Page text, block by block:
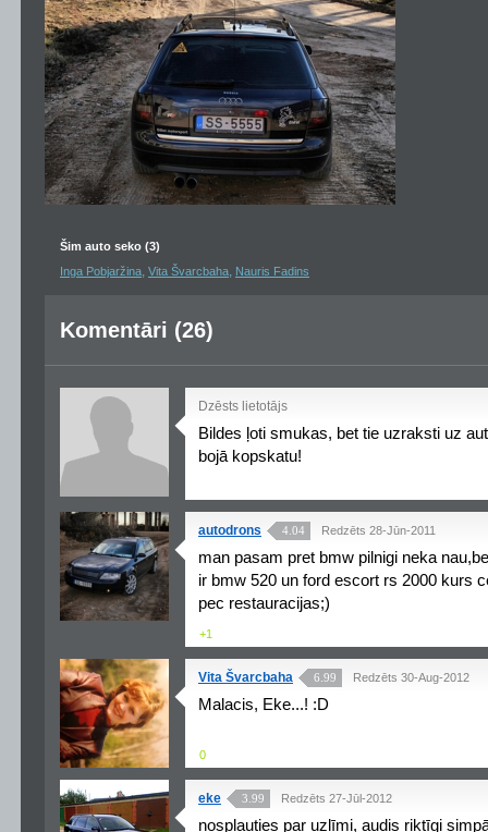
Šim auto seko (3)
Inga Pobjaržina, Vita Švarcbaha, Nauris Fadins
Komentāri (26)
Dzēsts lietotājs
Bildes ļoti smukas, bet tie uzraksti uz
bojā kopskatu!
autodrons 4.04 Redzēts 28-Jūn-2011
man pasam pret bmw pilnigi neka
ir bmw 520 un ford escort rs 2000 kurs
pec restauracijas;)
+1
Vita Švarcbaha 6.99 Redzēts 30-Aug-2012
Malacis, Eke...! :D
0
eke 3.99 Redzēts 27-Jūl-2012
nospļauties par uzlīmi, audis riktīgi